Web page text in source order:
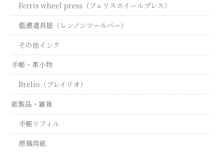
Ferris wheel press（フェリスホイールプレス）
藍濃道具屋（レンノンツールバー）
その他インク
手帳・革小物
Brelio（ブレイリオ）
紙製品・雑貨
手帳リフィル
原稿用紙